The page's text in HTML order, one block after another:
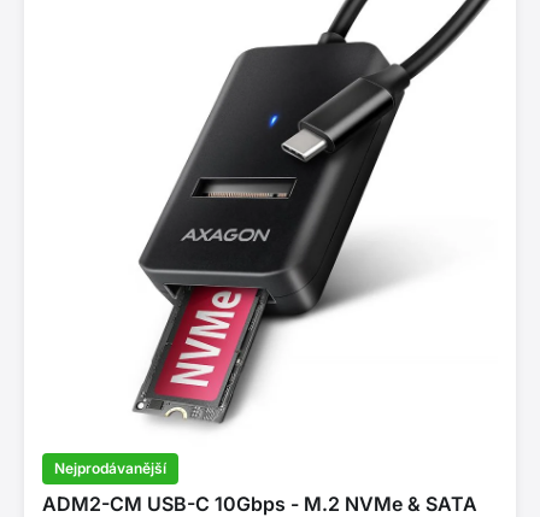
Nejprodávanější
ADM2-CM USB-C 10Gbps - M.2 NVMe & SATA